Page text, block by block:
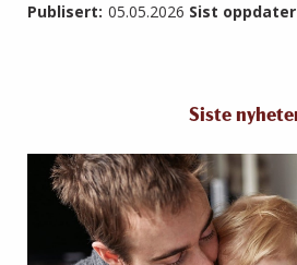
Publisert: 05.05.2026 Sist
Siste